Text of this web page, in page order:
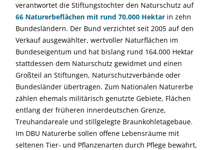
verantwortet die Stiftungstochter den Naturschutz auf
66 Naturerbeflächen mit rund 70.000 Hektar in zehn
Bundesländern. Der Bund verzichtet seit 2005 auf den
Verkauf ausgewählter, wertvoller Naturflächen im
Bundeseigentum und hat bislang rund 164.000 Hektar
stattdessen dem Naturschutz gewidmet und einen
Großteil an Stiftungen, Naturschutzverbände oder
Bundesländer übertragen. Zum Nationalen Naturerbe
zählen ehemals militärisch genutzte Gebiete, Flächen
entlang der früheren innerdeutschen Grenze,
Treuhandareale und stillgelegte Braunkohletagebaue.
Im DBU Naturerbe sollen offene Lebensräume mit
seltenen Tier- und Pflanzenarten durch Pflege bewahrt,